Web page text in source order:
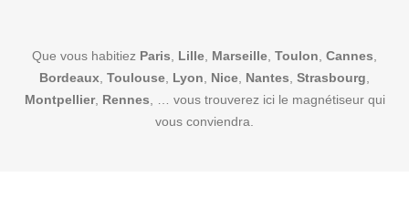
Que vous habitiez Paris Lille Marseille Toulon Cannes
Bordeaux Toulouse Lyon Nice Nantes Strasbourg
Montpellier, Rennes , … vous trouverez ici le magnétiseur qui
vous conviendra.